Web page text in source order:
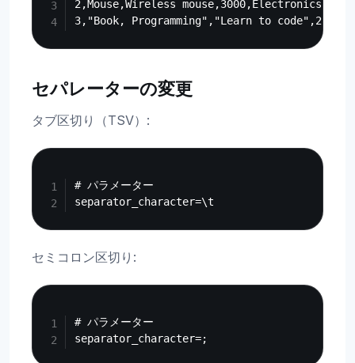
2,Mouse,Wireless mouse,3000,Electronics
セパレーターの変更
タブ区切り（TSV）:
# パラメーター
セミコロン区切り:
# パラメーター